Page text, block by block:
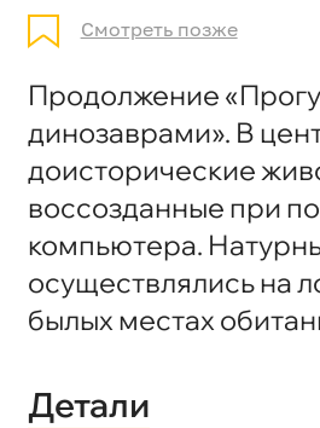
Смотреть позже
Продолжение
динозаврами». В
доисторические
воссозданные при
компьютера.
осуществлялись на
былых местах
Детали